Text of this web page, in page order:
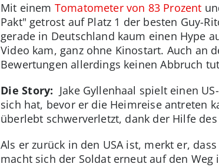
Mit einem Tomatometer von 83 Prozent
Pakt" getrost auf Platz 1 der besten Guy-
gerade in Deutschland kaum einen Hype
Video kam, ganz ohne Kinostart. Auch an
Bewertungen allerdings keinen Abbruch
Die Story: Jake Gyllenhaal spielt einen
sich hat, bevor er die Heimreise antreten
überlebt schwerverletzt, dank der Hilfe
Als er zurück in den USA ist, merkt er,
macht sich der Soldat erneut auf den Weg